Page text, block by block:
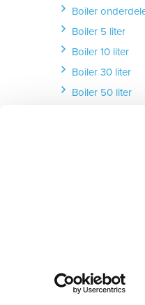
Boiler
Boiler 5 liter
Boiler 10 liter
Boiler 30 liter
Boiler 50 liter